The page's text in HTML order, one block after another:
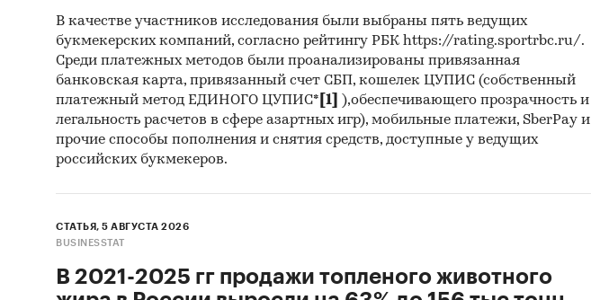
В качестве участников исследования были выбраны пять ведущих
букмекерских компаний, согласно рейтингу РБК https://rating.sportrbc.ru/.
Среди платежных методов были проанализированы привязанная
банковская карта, привязанный счет СБП, кошелек ЦУПИС (собственный
платежный метод ЕДИНОГО ЦУПИС* [1]
),обеспечивающего прозрачность и
легальность расчетов в сфере азартных игр), мобильные платежи, SberPay и
прочие способы пополнения и снятия средств, доступные у ведущих
российских букмекеров.
СТАТЬЯ, 5 АВГУСТА 2026
BUSINESSTAT
В 2021-2025 гг продажи топленого животного